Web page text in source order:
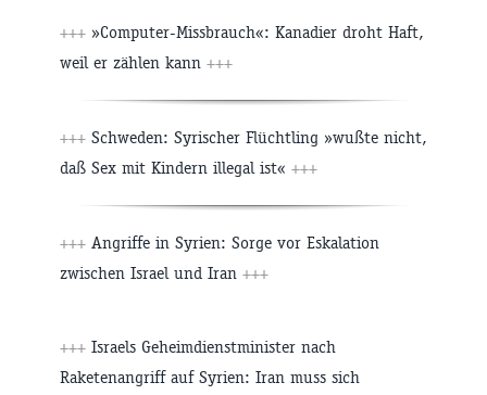
+++ »Computer-Missbrauch«: Kanadier droht Haft,
weil er zählen kann +++
+++ Schweden: Syrischer Flüchtling »wußte nicht,
daß Sex mit Kindern illegal ist« +++
+++ Angriffe in Syrien: Sorge vor Eskalation
zwischen Israel und Iran +++
+++ Israels Geheimdienstminister nach
Raketenangriff auf Syrien: Iran muss sich